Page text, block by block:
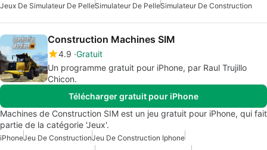
Jeux De Simulateur De PelleSimulateur De PelleSimulateur De Construction
Construction Machines SIM
4.9 Gratuit
Un programme gratuit pour iPhone, par Raul Trujillo
Chicon.
Télécharger gratuit pour iPhone
Machines de Construction SIM est un jeu gratuit pour iPhone, qui fait
partie de la catégorie 'Jeux'.
iPhoneJeu De ConstructionJeu De Construction Iphone